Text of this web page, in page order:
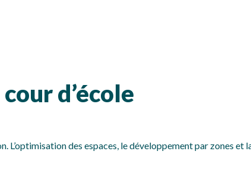
d’école
L’optimisation des espaces, le développement par zones